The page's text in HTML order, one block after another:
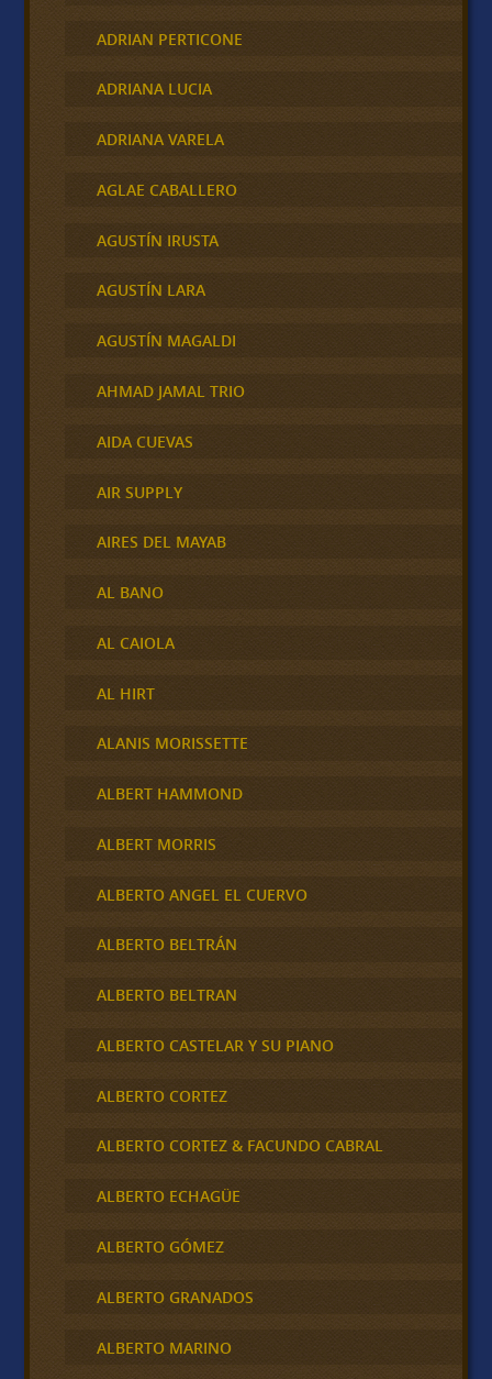
ADRIAN PERTICONE
ADRIANA LUCIA
ADRIANA VARELA
AGLAE CABALLERO
AGUSTÍN IRUSTA
AGUSTÍN LARA
AGUSTÍN MAGALDI
AHMAD JAMAL TRIO
AIDA CUEVAS
AIR SUPPLY
AIRES DEL MAYAB
AL BANO
AL CAIOLA
AL HIRT
ALANIS MORISSETTE
ALBERT HAMMOND
ALBERT MORRIS
ALBERTO ANGEL EL CUERVO
ALBERTO BELTRÁN
ALBERTO BELTRAN
ALBERTO CASTELAR Y SU PIANO
ALBERTO CORTEZ
ALBERTO CORTEZ & FACUNDO CABRAL
ALBERTO ECHAGÜE
ALBERTO GÓMEZ
ALBERTO GRANADOS
ALBERTO MARINO